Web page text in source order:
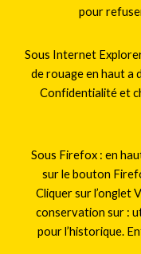
pour
Sous Internet
de rouage en haut a
Confidentialité et
Sous Firefox : en
sur le bouton
Cliquer sur l’onglet
conservation sur :
pour l’historique.